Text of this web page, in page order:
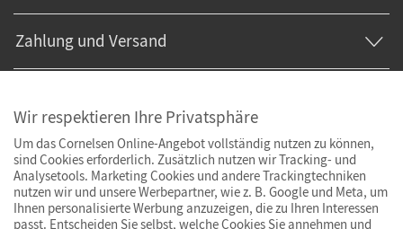
Zahlung und Versand
Wir respektieren Ihre Privatsphäre
Um das Cornelsen Online-Angebot vollständig nutzen zu können,
sind Cookies erforderlich. Zusätzlich nutzen wir Tracking- und
Analysetools. Marketing Cookies und andere Trackingtechniken
nutzen wir und unsere Werbepartner, wie z. B. Google und Meta, um
Ihnen personalisierte Werbung anzuzeigen, die zu Ihren Interessen
passt. Entscheiden Sie selbst, welche Cookies Sie annehmen und